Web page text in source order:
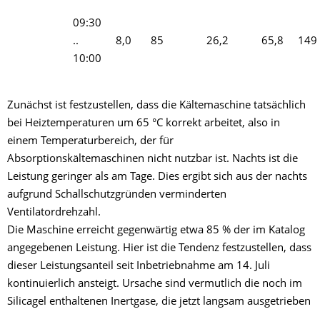
09:30
..
10:00
8,0 85 26,2 65,8 149
Zunächst ist festzustellen, dass die Kältemaschine tatsächlich
bei Heiztemperaturen um 65 °C korrekt arbeitet, also in
einem Temperaturbereich, der für
Absorptionskältemaschinen nicht nutzbar ist. Nachts ist die
Leistung geringer als am Tage. Dies ergibt sich aus der nachts
aufgrund Schallschutzgründen verminderten
Ventilatordrehzahl.
Die Maschine erreicht gegenwärtig etwa 85 % der im Katalog
angegebenen Leistung. Hier ist die Tendenz festzustellen, dass
dieser Leistungsanteil seit Inbetriebnahme am 14. Juli
kontinuierlich ansteigt. Ursache sind vermutlich die noch im
Silicagel enthaltenen Inertgase, die jetzt langsam ausgetrieben